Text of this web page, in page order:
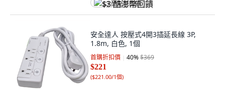
$3 酷澎幣回饋
安全達人 按壓式4開3插延長線 3P,
1.8m, 白色, 1個
首購折扣價 40%$369
$221
($221.00/1個)